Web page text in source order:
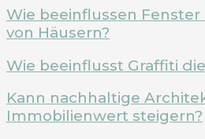
Wie beeinflussen
von Häusern?
Wie beeinflusst Graffiti
Kann nachhaltige
Immobilienwert steigern?